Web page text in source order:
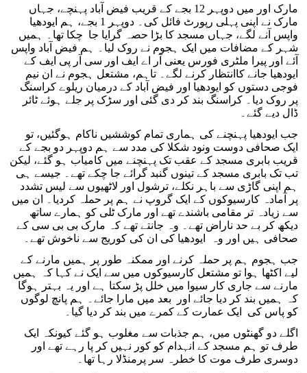
مارک اور میں دوپہر 12 بجے کے قریب فیض آباد پہنچے، جہاں
مارک نے اپنی پہلی رپورٹ فائل کی۔ دوپہر 1 بجے، ہم ایودھیا
واپس آنے لگے، جہاں مسجد کا بڑا حصہ گرایا جا چکا تھا۔ ہمیں
شہر کے مضافات میں ایک ہجوم نے روک لیا۔ ہم فیض آباد واپس
آئے اور پیرا ملٹری فورس یعنی آر اے ایف اور سی آر پی ایف کے
ایودھیا جانے کاانتظار کرنے لگے۔ تاہم، مشتعل ہجوم نے ان نیم
فوجی دستوں کو ایودھیا اور فیض آباد کے درمیان ریلوے کراسنگ
پر روک دیا۔ کراسنگ بند کر دی گئی اور سڑک پر جلے ہوئے ٹائر
ڈال دیے گئے۔
جب ایودھیا پہنچنے کی ہماری تمام کوششیں ناکام ہوگئیں، تو
ایک صحافی دوست ونود شکلا کی مدد سے ہم دوپہر دو بجے کے
قریب بابری مسجد کے عقب تک پہنچنے میں کامیاب ہو گئے، لیکن
تب تک بابری مسجد کے تینوں گنبد گرائے جا چکے تھے۔ جیسے ہی
ہم اپنی گاڑی سے باہر نکلے، ترشول اور لاٹھیوں سے لیس تشدد
پر آمادہ کارسیوکوں کے ایک گروپ نے ہم پر حملہ کردیا۔ ان میں
سے زیادہ تر مقامی باشندے تھے اور مارک ٹلی کو ہمارے ساتھ
دیکھ کر بے حد ناراض تھے۔ وہ جانتے تھے کہ مارک بی بی سی کے
صحافی ہیں اور وہ ایودھیا کی ان کی کوریج سے ناخوش تھے۔
جب ہجوم ہم پر حملہ کرنے اور ممکنہ طور پر ہمیں مارنے کے
لیے اکٹھا ہوا تو مشتعل کارسیوکوں میں سے ایک نے کہا کہ ہمیں
مارنے سے جاری کار سیوا میں خلل پڑ سکتا ہے اور یہ بہتر ہوگا
کہ ہمیں بند کر دیا جائے اور بعد میں مارا جائے۔ ہم پانچ لوگوں
کو پاس کی ایک عمارت کے کمرے میں بند کر دیا گیا۔
اگلے دو گھنٹوں میں، ہم جذبات سے مغلوب ہو گئے کیونکہ ایک
طرف تو ہم مسجد کے انہدام کو کور نہیں کر پا رہے تھے اور
دوسری طرف موت کا خطرہ سر پرمنڈلا رہا تھا۔